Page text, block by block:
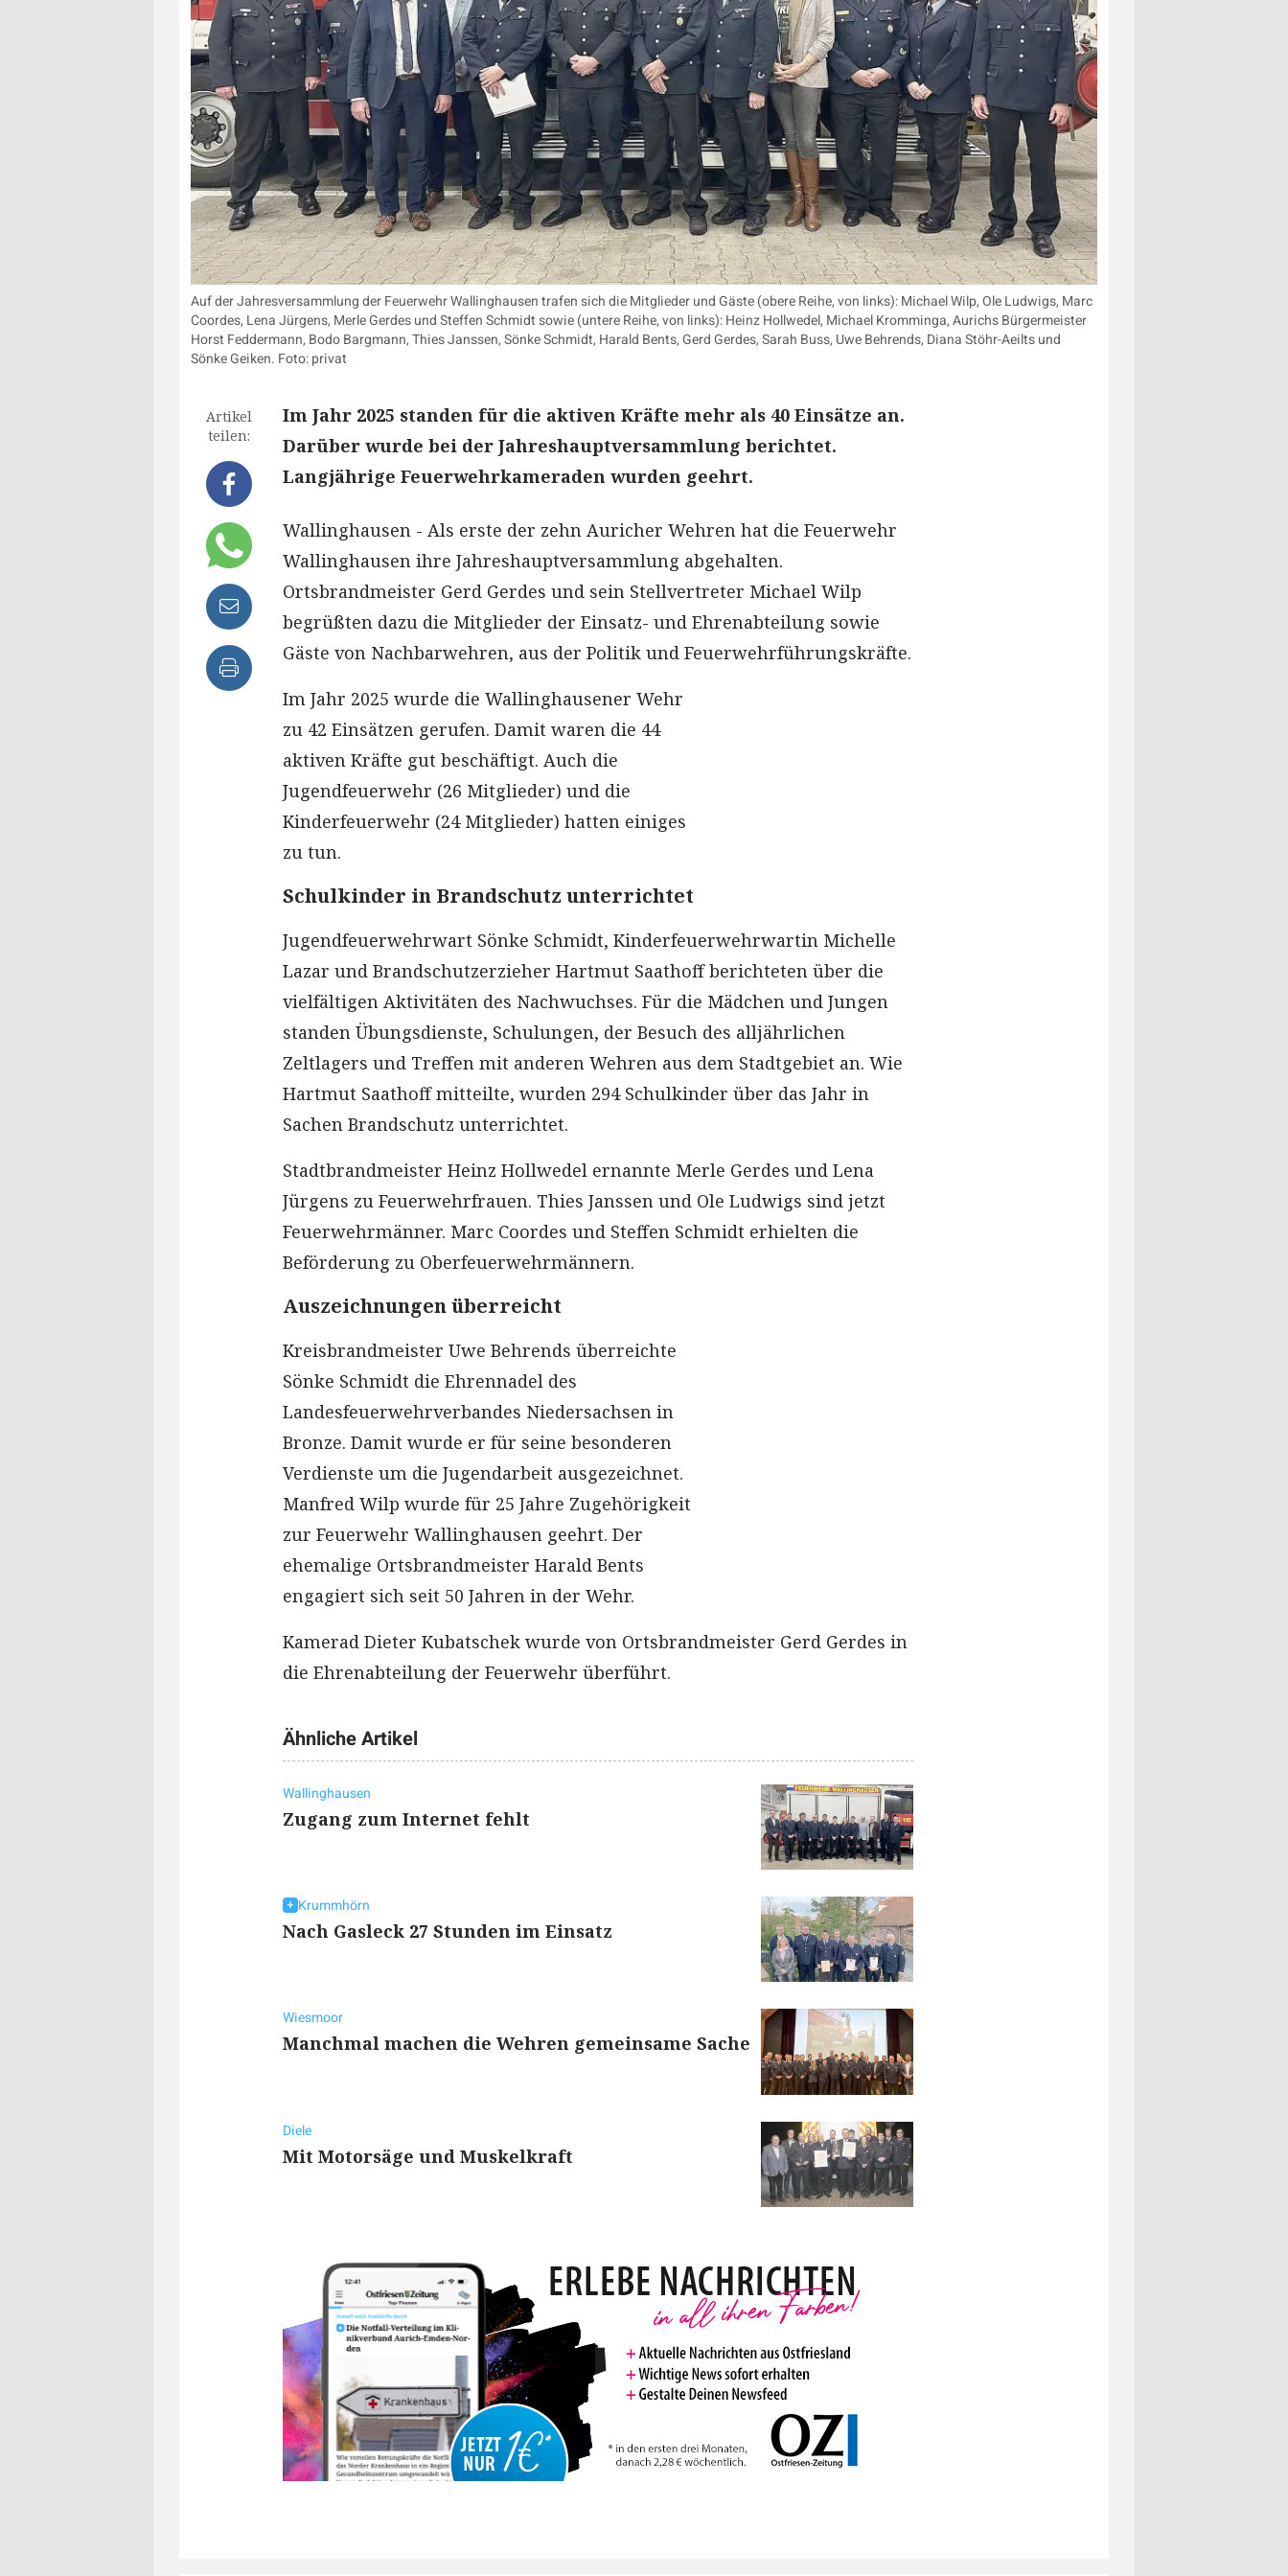
Auf der Jahresversammlung der Feuerwehr Wallinghausen trafen sich die Mitglieder und Gäste (obere Reihe, von links): Michael Wilp, Ole Ludwigs, Marc
Coordes, Lena Jürgens, Merle Gerdes und Steffen Schmidt sowie (untere Reihe, von links): Heinz Hollwedel, Michael Kromminga, Aurichs Bürgermeister
Horst Feddermann, Bodo Bargmann, Thies Janssen, Sönke Schmidt, Harald Bents, Gerd Gerdes, Sarah Buss, Uwe Behrends, Diana Stöhr-Aeilts und
Sönke Geiken. Foto: privat
Artikel
teilen:
Im Jahr 2025 standen für die aktiven Kräfte mehr als 40 Einsätze an.
Darüber wurde bei der Jahreshauptversammlung berichtet.
Langjährige Feuerwehrkameraden wurden geehrt.
Wallinghausen - Als erste der zehn Auricher Wehren hat die Feuerwehr
Wallinghausen ihre Jahreshauptversammlung abgehalten.
Ortsbrandmeister Gerd Gerdes und sein Stellvertreter Michael Wilp
begrüßten dazu die Mitglieder der Einsatz- und Ehrenabteilung sowie
Gäste von Nachbarwehren, aus der Politik und Feuerwehrführungskräfte.
Im Jahr 2025 wurde die Wallinghausener Wehr
zu 42 Einsätzen gerufen. Damit waren die 44
aktiven Kräfte gut beschäftigt. Auch die
Jugendfeuerwehr (26 Mitglieder) und die
Kinderfeuerwehr (24 Mitglieder) hatten einiges
zu tun.
Schulkinder in Brandschutz unterrichtet
Jugendfeuerwehrwart Sönke Schmidt, Kinderfeuerwehrwartin Michelle
Lazar und Brandschutzerzieher Hartmut Saathoff berichteten über die
vielfältigen Aktivitäten des Nachwuchses. Für die Mädchen und Jungen
standen Übungsdienste, Schulungen, der Besuch des alljährlichen
Zeltlagers und Treffen mit anderen Wehren aus dem Stadtgebiet an. Wie
Hartmut Saathoff mitteilte, wurden 294 Schulkinder über das Jahr in
Sachen Brandschutz unterrichtet.
Stadtbrandmeister Heinz Hollwedel ernannte Merle Gerdes und Lena
Jürgens zu Feuerwehrfrauen. Thies Janssen und Ole Ludwigs sind jetzt
Feuerwehrmänner. Marc Coordes und Steffen Schmidt erhielten die
Beförderung zu Oberfeuerwehrmännern.
Auszeichnungen überreicht
Kreisbrandmeister Uwe Behrends überreichte
Sönke Schmidt die Ehrennadel des
Landesfeuerwehrverbandes Niedersachsen in
Bronze. Damit wurde er für seine besonderen
Verdienste um die Jugendarbeit ausgezeichnet.
Manfred Wilp wurde für 25 Jahre Zugehörigkeit
zur Feuerwehr Wallinghausen geehrt. Der
ehemalige Ortsbrandmeister Harald Bents
engagiert sich seit 50 Jahren in der Wehr.
Kamerad Dieter Kubatschek wurde von Ortsbrandmeister Gerd Gerdes in
die Ehrenabteilung der Feuerwehr überführt.
Ähnliche Artikel
Wallinghausen
Zugang zum Internet fehlt
Krummhörn
Nach Gasleck 27 Stunden im Einsatz
Wiesmoor
Manchmal machen die Wehren gemeinsame Sache
Diele
Mit Motorsäge und Muskelkraft